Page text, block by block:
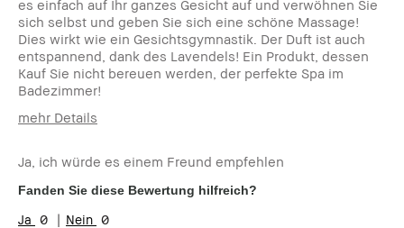
es einfach auf Ihr ganzes Gesicht auf und verwöhnen Sie
sich selbst und geben Sie sich eine schöne Massage!
Dies wirkt wie ein Gesichtsgymnastik. Der Duft ist auch
entspannend, dank des Lavendels! Ein Produkt, dessen
Kauf Sie nicht bereuen werden, der perfekte Spa im
Badezimmer!
mehr Details
Produktvorteile
Natürlicher Glow, Rasche Ergebnisse
Ja, ich würde es einem Freund empfehlen
Fanden Sie diese Bewertung hilfreich?
0 0